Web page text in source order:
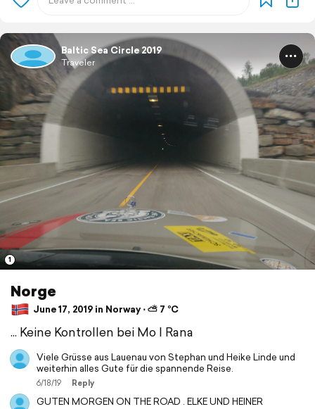
Baltic Sea Circle 2019
Traveler
1
Norge
June 17, 2019 in Norway ⋅ ⛅ 7 °C
... Keine Kontrollen bei Mo I Rana
Viele Grüsse aus Lauenau von Stephan und Heike Linde und
weiterhin alles Gute für die spannende Reise.
6/18/19 Reply
GUTEN MORGEN ON THE ROAD . ELKE UND HEINER